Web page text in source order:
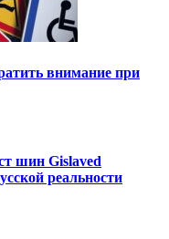
внимание при
шин Gislaved
реальности